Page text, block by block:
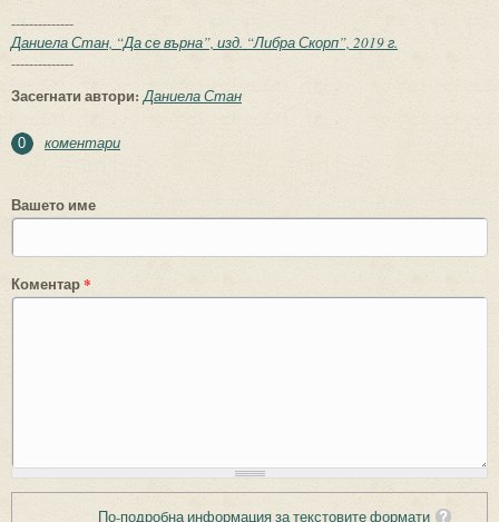
--------------
Даниела Стан, “Да се върна”, изд. “Либра Скорп”, 2019 г.
--------------
Засегнати автори:Даниела Стан
0 коментари
Вашето име
Коментар*
По-подробна информация за текстовите формати